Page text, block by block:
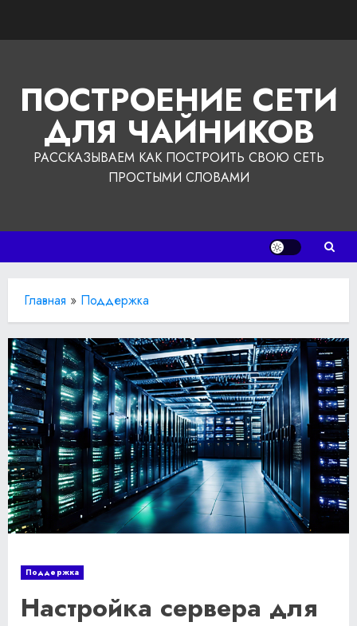
ПОСТРОЕНИЕ СЕТИ
ДЛЯ ЧАЙНИКОВ
РАССКАЗЫВАЕМ КАК ПОСТРОИТЬ СВОЮ СЕТЬ
ПРОСТЫМИ СЛОВАМИ
Главная » Поддержка
Поддержка
Настройка сервера для